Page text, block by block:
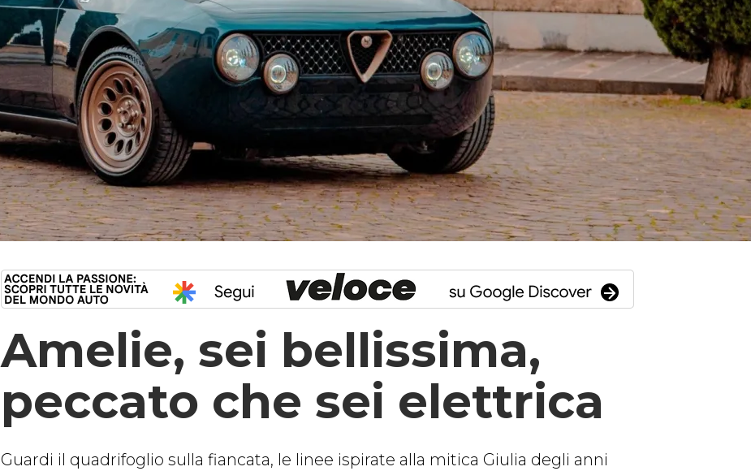
Amelie, sei bellissima,
peccato che sei elettrica
Guardi il quadrifoglio sulla fiancata, le linee ispirate alla mitica Giulia degli anni